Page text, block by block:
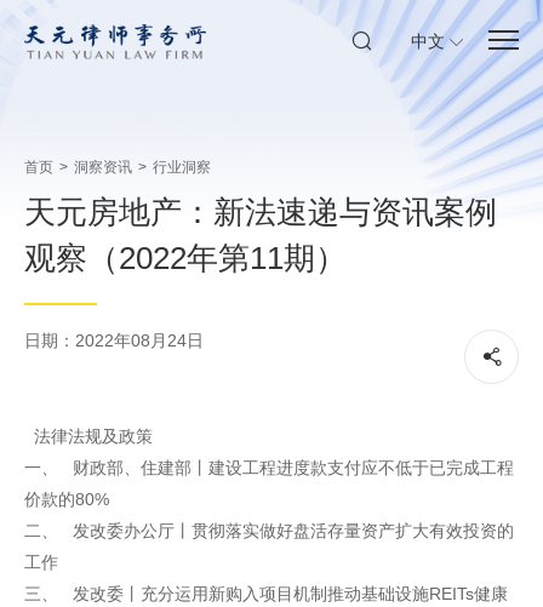
中文
首页 > 洞察资讯 > 行业洞察
天元房地产：新法速递与资讯案例
观察（2022年第11期）
日期：2022年08月24日
法律法规及政策
一、 财政部、住建部丨建设工程进度款支付应不低于已完成工程
价款的80%
二、 发改委办公厅丨贯彻落实做好盘活存量资产扩大有效投资的
工作
三、 发改委丨充分运用新购入项目机制推动基础设施REITs健康